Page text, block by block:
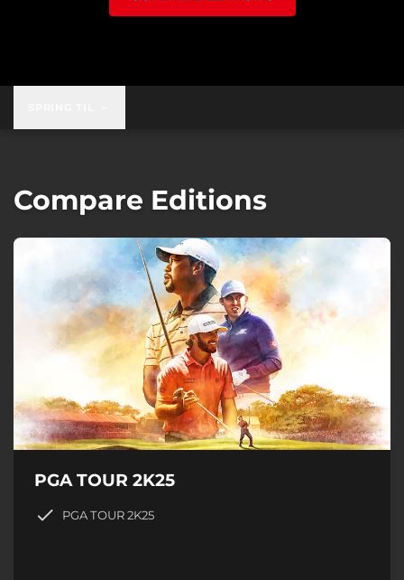
Compare Editions
PGA TOUR 2K25
PGA TOUR 2K25